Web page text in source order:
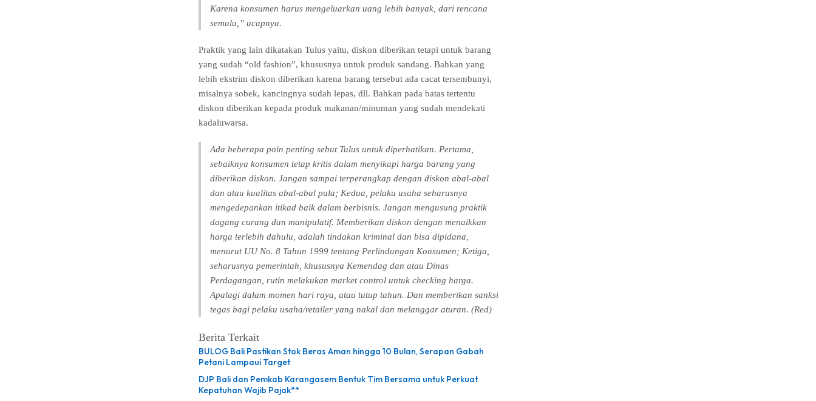
Karena konsumen harus mengeluarkan uang lebih banyak, dari rencana
semula,” ucapnya.
Praktik yang lain dikatakan Tulus yaitu, diskon diberikan tetapi untuk barang
yang sudah “old fashion”, khususnya untuk produk sandang. Bahkan yang
lebih ekstrim diskon diberikan karena barang tersebut ada cacat tersembunyi,
misalnya sobek, kancingnya sudah lepas, dll. Bahkan pada batas tertentu
diskon diberikan kepada produk makanan/minuman yang sudah mendekati
kadaluwarsa.
Ada beberapa poin penting sebut Tulus untuk diperhatikan. Pertama,
sebaiknya konsumen tetap kritis dalam menyikapi harga barang yang
diberikan diskon. Jangan sampai terperangkap dengan diskon abal-abal
dan atau kualitas abal-abal pula; Kedua, pelaku usaha seharusnya
mengedepankan itikad baik dalam berbisnis. Jangan mengusung praktik
dagang curang dan manipulatif. Memberikan diskon dengan menaikkan
harga terlebih dahulu, adalah tindakan kriminal dan bisa dipidana,
menurut UU No. 8 Tahun 1999 tentang Perlindungan Konsumen; Ketiga,
seharusnya pemerintah, khususnya Kemendag dan atau Dinas
Perdagangan, rutin melakukan market control untuk checking harga.
Apalagi dalam momen hari raya, atau tutup tahun. Dan memberikan sanksi
tegas bagi pelaku usaha/retailer yang nakal dan melanggar aturan. (Red)
Berita Terkait
BULOG Bali Pastikan Stok Beras Aman hingga 10 Bulan, Serapan Gabah
Petani Lampaui Target
DJP Bali dan Pemkab Karangasem Bentuk Tim Bersama untuk Perkuat
Kepatuhan Wajib Pajak**